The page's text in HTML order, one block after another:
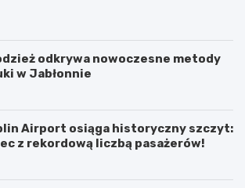
odkrywa nowoczesne metody
w Jabłonnie
Airport osiąga historyczny szczyt:
z rekordową liczbą pasażerów!